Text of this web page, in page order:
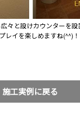
広々と設けカウンターを設
レイを楽しめますね(^^)！
施工実例に戻る